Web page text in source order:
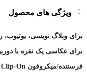
ویژگی های محصول
برای وبلاگ نویسی، یوتیوب،
برای عکاسی یک نفره با
فرستنده/میکروفون Clip-On